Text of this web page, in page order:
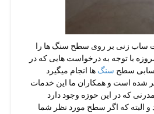
ساب زنی بر روی سطح سنگ ها را
با توجه به درخواست هایی که در
سطح سنگ ها انجام میگیرد
شده است و همکاران ما این خدمات
که در این حوزه وجود دارد
و البته که اگر سطح مورد نظر شما